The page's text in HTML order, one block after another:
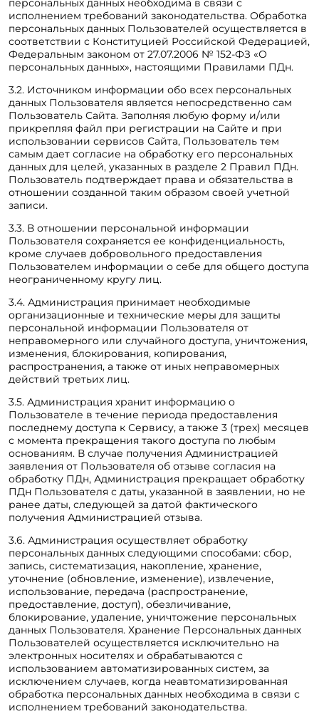
персональных данных необходима в связи с
исполнением требований законодательства. Обработка
персональных данных Пользователей осуществляется в
соответствии с Конституцией Российской Федерацией,
Федеральным законом от 27.07.2006 № 152-ФЗ «О
персональных данных», настоящими Правилами ПДн.
3.2. Источником информации обо всех персональных
данных Пользователя является непосредственно сам
Пользователь Сайта. Заполняя любую форму и/или
прикрепляя файл при регистрации на Сайте и при
использовании сервисов Сайта, Пользователь тем
самым дает согласие на обработку его персональных
данных для целей, указанных в разделе 2 Правил ПДн.
Пользователь подтверждает права и обязательства в
отношении созданной таким образом своей учетной
записи.
3.3. В отношении персональной информации
Пользователя сохраняется ее конфиденциальность,
кроме случаев добровольного предоставления
Пользователем информации о себе для общего доступа
неограниченному кругу лиц.
3.4. Администрация принимает необходимые
организационные и технические меры для защиты
персональной информации Пользователя от
неправомерного или случайного доступа, уничтожения,
изменения, блокирования, копирования,
распространения, а также от иных неправомерных
действий третьих лиц.
3.5. Администрация хранит информацию о
Пользователе в течение периода предоставления
последнему доступа к Сервису, а также 3 (трех) месяцев
с момента прекращения такого доступа по любым
основаниям. В случае получения Администрацией
заявления от Пользователя об отзыве согласия на
обработку ПДн, Администрация прекращает обработку
ПДн Пользователя с даты, указанной в заявлении, но не
ранее даты, следующей за датой фактического
получения Администрацией отзыва.
3.6. Администрация осуществляет обработку
персональных данных следующими способами: сбор,
запись, систематизация, накопление, хранение,
уточнение (обновление, изменение), извлечение,
использование, передача (распространение,
предоставление, доступ), обезличивание,
блокирование, удаление, уничтожение персональных
данных Пользователя. Хранение Персональных данных
Пользователей осуществляется исключительно на
электронных носителях и обрабатываются с
использованием автоматизированных систем, за
исключением случаев, когда неавтоматизированная
обработка персональных данных необходима в связи с
исполнением требований законодательства.